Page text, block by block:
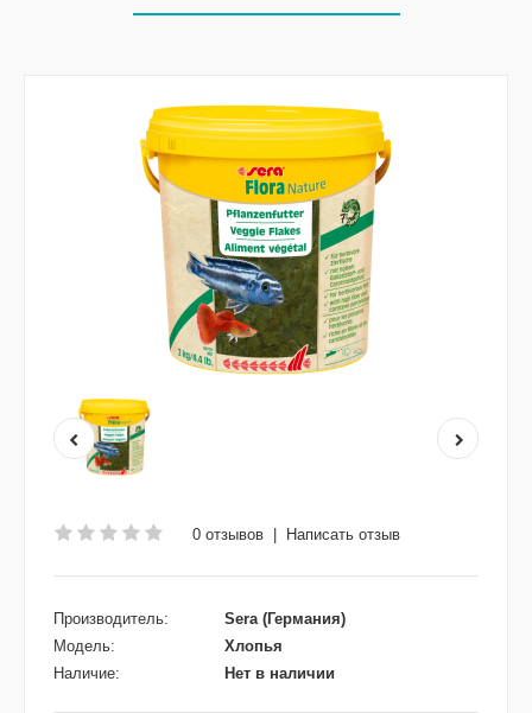
0 отзывов Написать отзыв
Производитель:
Sera (Германия)
Модель:
Хлопья
Наличие:
Нет в наличии